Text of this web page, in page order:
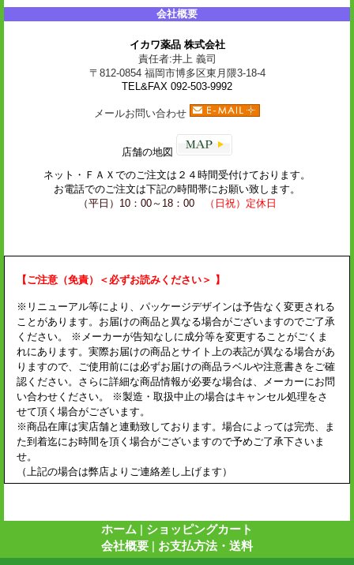
会社概要
イカワ薬品 株式会社
責任者:井上 義司
〒812-0854 福岡市博多区東月隈3-18-4
TEL&FAX 092-503-9992
メールお問い合わせ
店舗の地図
ネット・ ＦＡＸ でのご注文は２４時間受付けております。
お電話でのご注文は下記の時間帯にお願い致します。
（平日）10：00～18：00
（日祝）定休日
【ご注意（免責）＜必ずお読みください＞ 】
※リニューアル等により、パッケージデザインは予告なく変更される
ことがあります。お届けの商品と異なる場合がございますのでご了承
ください。 ※メーカーが告知なしに成分等を変更することがごくま
れにあります。実際お届けの商品とサイト上の表記が異なる場合があ
りますので、ご使用前には必ずお届けの商品ラベルや注意書きをご確
認ください。さらに詳細な商品情報が必要な場合は、メーカーにお問
い合わせください。 ※製造・取扱中止の場合はキャンセル処理をさ
せて頂く場合がございます。
※商品在庫は実店舗と連動致しております。場合によっては完売、ま
た到着迄にお時間を頂く場合がございますので予めご了承下さいま
せ。
（上記の場合は弊店よりご連絡差し上げます）
ホーム | ショッピングカート
会社概要 | お支払方法・送料